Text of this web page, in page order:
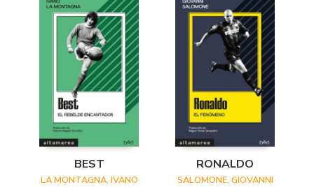
BEST
LA MONTAGNA, IVANO
RONALDO
SALOMONE, GIOVANNI